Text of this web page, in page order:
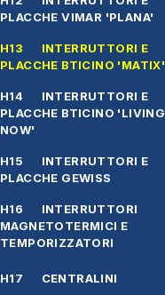
PLACCHE VIMAR 'PLANA'
H13 INTERRUTTORI E
PLACCHE BTICINO 'MATIX'
H14 INTERRUTTORI E
PLACCHE BTICINO 'LIVING
NOW'
H15 INTERRUTTORI E
PLACCHE GEWISS
H16 INTERRUTTORI
MAGNETOTERMICI E
TEMPORIZZATORI
H17 CENTRALINI